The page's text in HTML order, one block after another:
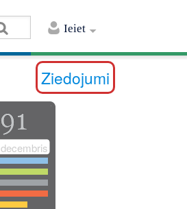
Ieiet
Ziedojumi
decembris